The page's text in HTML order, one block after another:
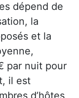
dépend de
la
et la
par nuit pour
il est
d’hôtes